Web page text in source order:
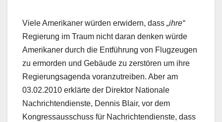
Viele Amerikaner würden erwidern, dass „ihre“
Regierung im Traum nicht daran denken würde
Amerikaner durch die Entführung von Flugzeugen
zu ermorden und Gebäude zu zerstören um ihre
Regierungsagenda voranzutreiben. Aber am
03.02.2010 erklärte der Direktor Nationale
Nachrichtendienste, Dennis Blair, vor dem
Kongressausschuss für Nachrichtendienste, dass